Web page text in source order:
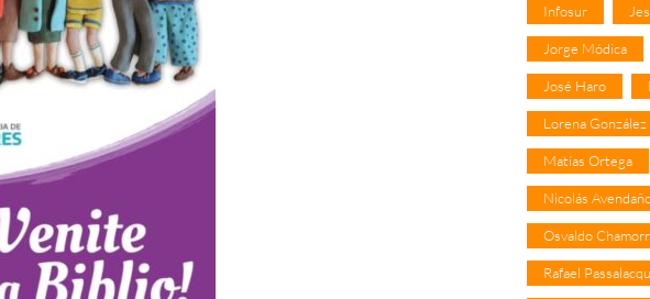
Infosur
Jorge Módica
José Haro
Lorena González
Matías Ortega
Nicolás
Osvaldo
Rafael